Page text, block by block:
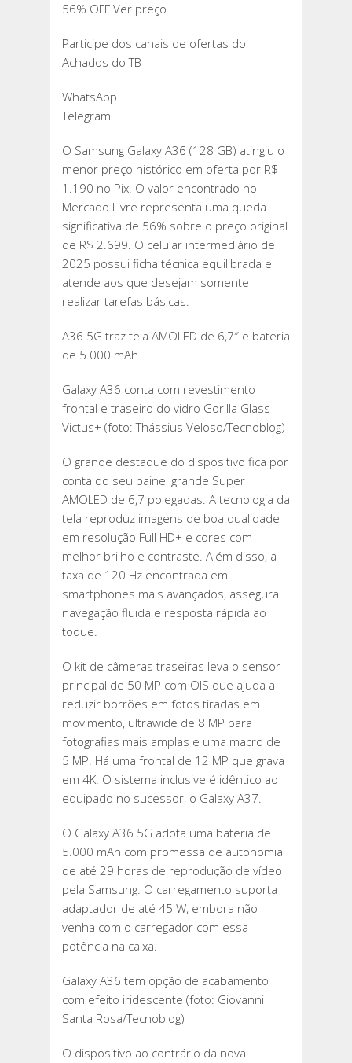
56% OFF Ver preço
Participe dos canais de ofertas do
Achados do TB
WhatsApp
Telegram
O Samsung Galaxy A36 (128 GB) atingiu o
menor preço histórico em oferta por R$
1.190 no Pix. O valor encontrado no
Mercado Livre representa uma queda
significativa de 56% sobre o preço original
de R$ 2.699. O celular intermediário de
2025 possui ficha técnica equilibrada e
atende aos que desejam somente
realizar tarefas básicas.
A36 5G traz tela AMOLED de 6,7″ e bateria
de 5.000 mAh
Galaxy A36 conta com revestimento
frontal e traseiro do vidro Gorilla Glass
Victus+ (foto: Thássius Veloso/Tecnoblog)
O grande destaque do dispositivo fica por
conta do seu painel grande Super
AMOLED de 6,7 polegadas. A tecnologia da
tela reproduz imagens de boa qualidade
em resolução Full HD+ e cores com
melhor brilho e contraste. Além disso, a
taxa de 120 Hz encontrada em
smartphones mais avançados, assegura
navegação fluida e resposta rápida ao
toque.
O kit de câmeras traseiras leva o sensor
principal de 50 MP com OIS que ajuda a
reduzir borrões em fotos tiradas em
movimento, ultrawide de 8 MP para
fotografias mais amplas e uma macro de
5 MP. Há uma frontal de 12 MP que grava
em 4K. O sistema inclusive é idêntico ao
equipado no sucessor, o Galaxy A37.
O Galaxy A36 5G adota uma bateria de
5.000 mAh com promessa de autonomia
de até 29 horas de reprodução de vídeo
pela Samsung. O carregamento suporta
adaptador de até 45 W, embora não
venha com o carregador com essa
potência na caixa.
Galaxy A36 tem opção de acabamento
com efeito iridescente (foto: Giovanni
Santa Rosa/Tecnoblog)
O dispositivo ao contrário da nova